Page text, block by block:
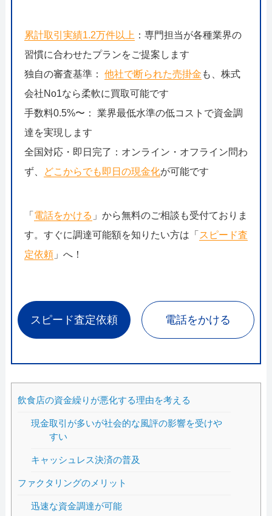
累計取引実績1.2万件以上 ：専門担当が各種業界の
習慣に合わせたプランをご提案します
独自の審査基準： 他社で断られた売掛金 も、株式
会社No1なら柔軟に買取可能です
手数料0.5%〜： 業界最低水準の低コストで資金調
達を実現します
全国対応・即日完了：オンライン・オフライン問わ
ず、
どこからでも即日の現金化が可能です
「 電話をかける 」から無料のご相談も受付ておりま
す。すぐに調達可能額を知りたい方は「 スピード査
定依頼」へ！
スピード査定依頼 電話をかける
飲食店の資金繰りが悪化する理由を考える
現金取引が多いが社会的な風評の影響を受けや
すい
キャッシュレス決済の普及
ファクタリングのメリット
迅速な資金調達が可能